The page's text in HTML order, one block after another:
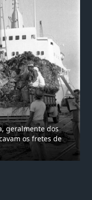
geralmente dos
os fretes de